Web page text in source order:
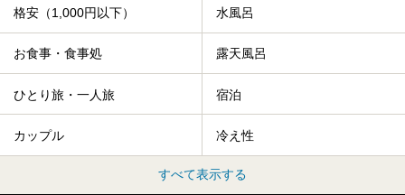
格安（1,000円以下） 水風呂
お食事・食事処 露天風呂
ひとり旅・一人旅 宿泊
カップル 冷え性
すべて表示する